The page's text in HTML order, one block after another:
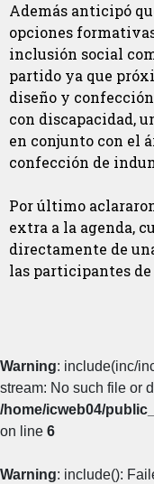
Además anticipó
opciones
inclusión social
partido ya que
diseño y
con discapacidad,
en conjunto con el
confección de
Por último
extra a la agenda,
directamente de
las participantes de
Warning: include(inc/
stream: No such file or
/home/icweb04/
on line 6
Warning: include():